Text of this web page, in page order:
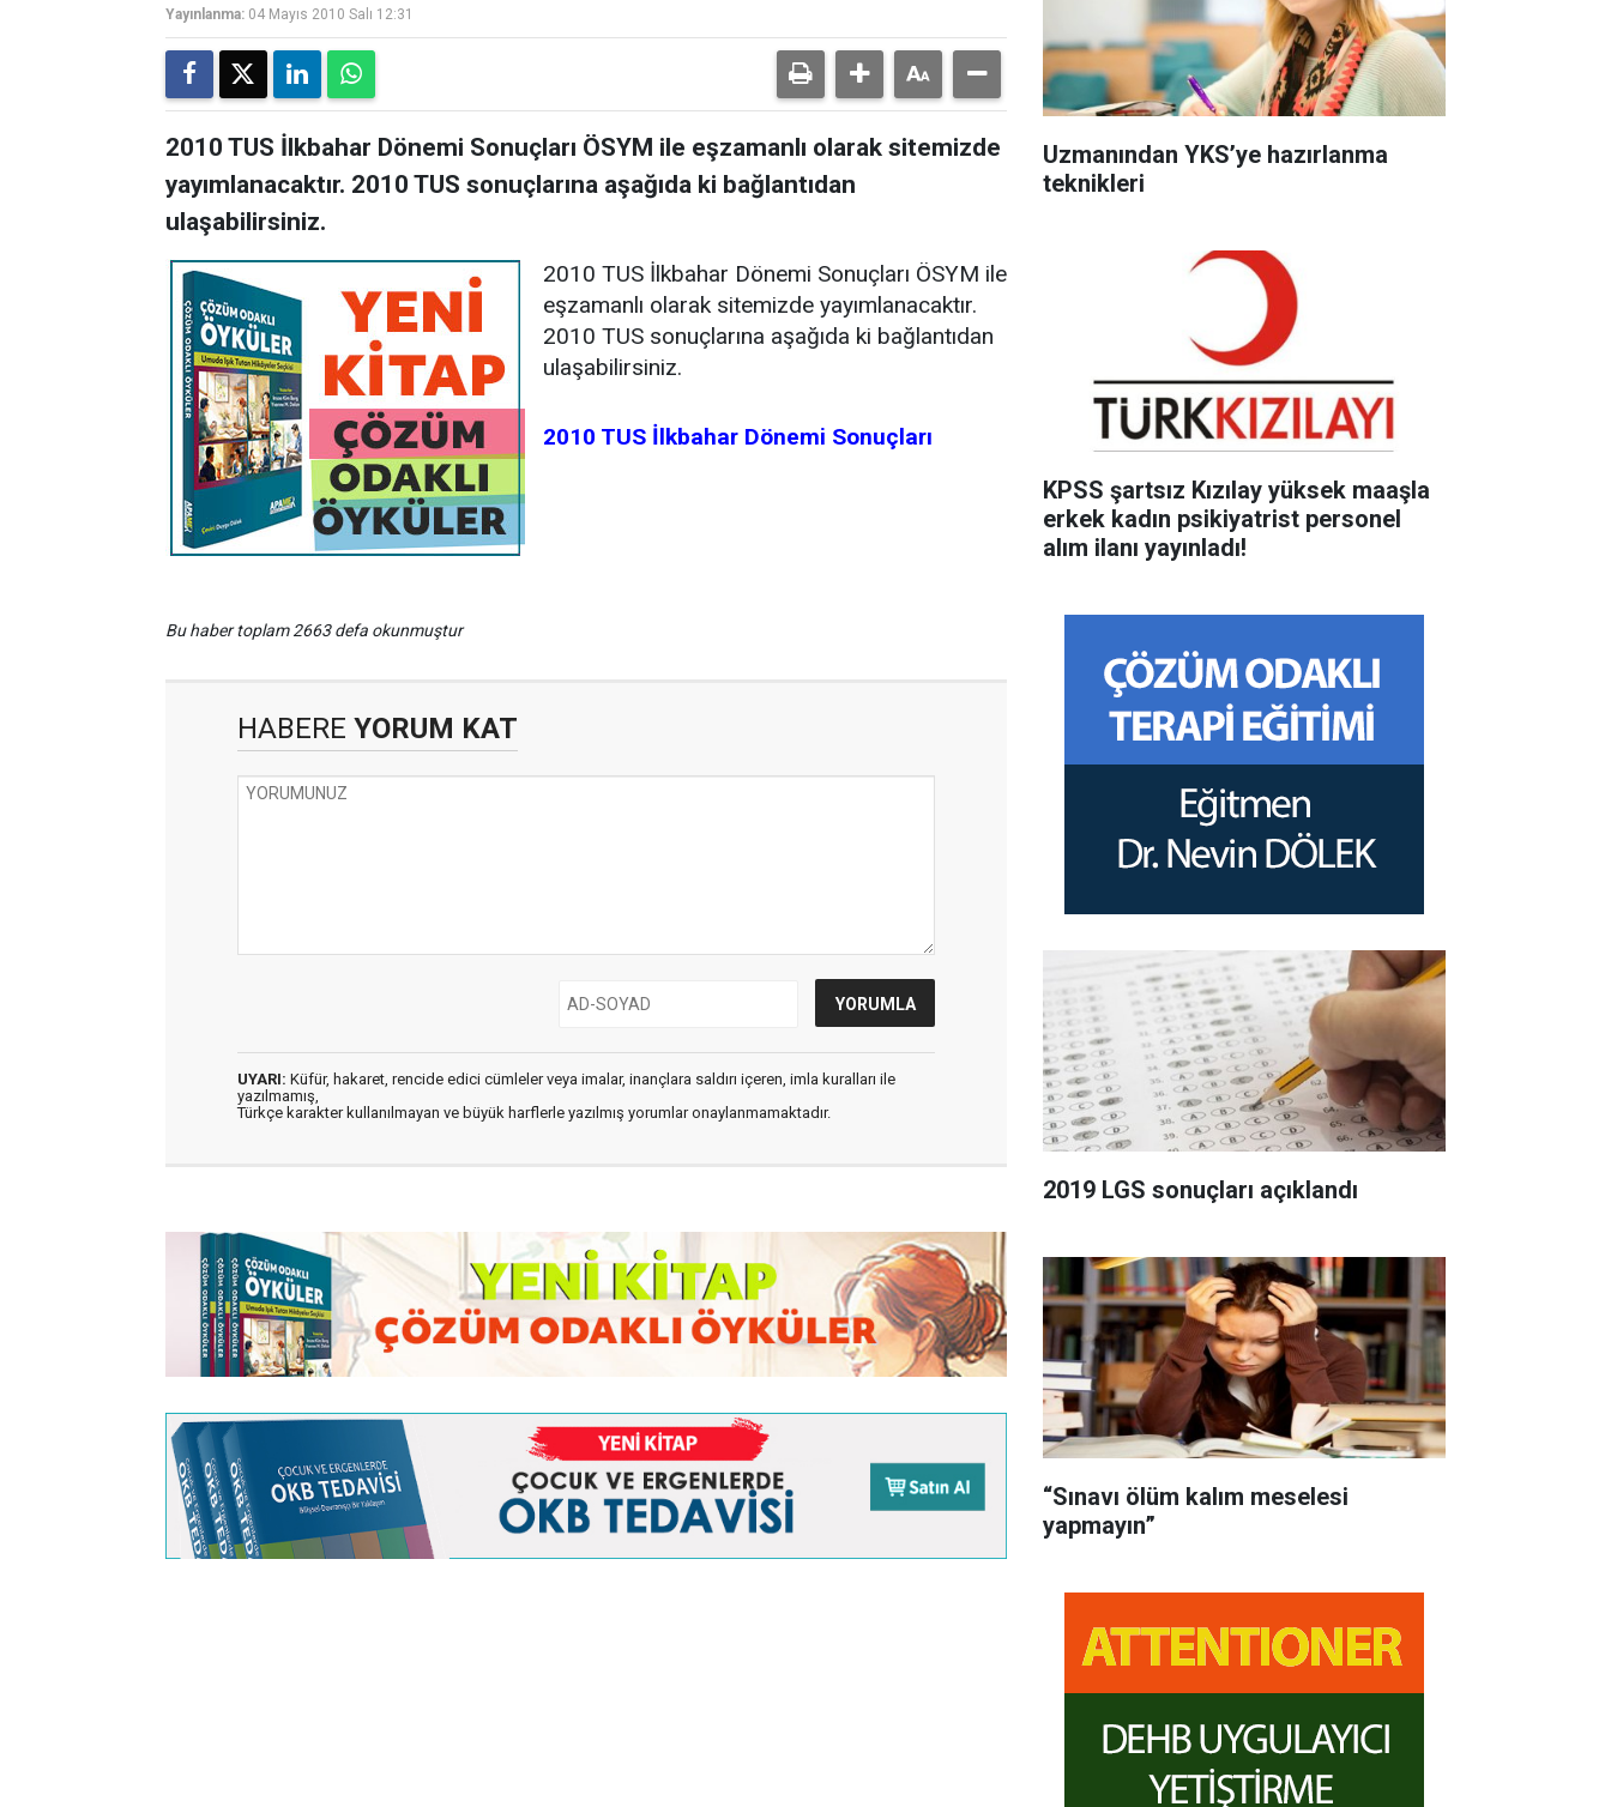
Yayınlanma: 04 Mayıs 2010 Salı 12:31
2010 TUS İlkbahar Dönemi Sonuçları ÖSYM ile eşzamanlı olarak sitemizde
yayımlanacaktır. 2010 TUS sonuçlarına aşağıda ki bağlantıdan
ulaşabilirsiniz.
2010 TUS İlkbahar Dönemi Sonuçları ÖSYM ile
eşzamanlı olarak sitemizde yayımlanacaktır.
2010 TUS sonuçlarına aşağıda ki bağlantıdan
ulaşabilirsiniz.
2010 TUS İlkbahar Dönemi Sonuçları
Bu haber toplam 2663 defa okunmuştur
HABERE YORUM KAT
UYARI: Küfür, hakaret, rencide edici cümleler veya imalar, inançlara saldırı içeren, imla kuralları ile
yazılmamış,
Türkçe karakter kullanılmayan ve büyük harflerle yazılmış yorumlar onaylanmamaktadır.
Uzmanından YKS’ye hazırlanma
teknikleri
KPSS şartsız Kızılay yüksek maaşla
erkek kadın psikiyatrist personel
alım ilanı yayınladı!
2019 LGS sonuçları açıklandı
“Sınavı ölüm kalım meselesi
yapmayın”